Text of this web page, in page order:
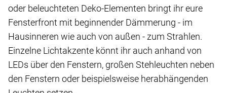
oder beleuchteten Deko-Elementen bringt ihr eure
Fensterfront mit beginnender Dämmerung - im
Hausinneren wie auch von außen - zum Strahlen.
Einzelne Lichtakzente könnt ihr auch anhand von
LEDs über den Fenstern, großen Stehleuchten neben
den Fenstern oder beispielsweise herabhängenden